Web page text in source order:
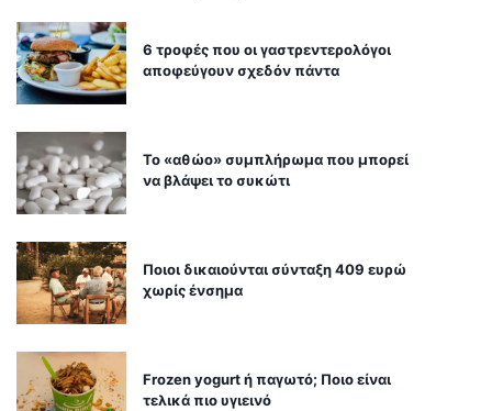
6 τροφές που οι γαστρεντερολόγοι
αποφεύγουν σχεδόν πάντα
Το «αθώο» συμπλήρωμα που μπορεί
να βλάψει το συκώτι
Ποιοι δικαιούνται σύνταξη 409 ευρώ
χωρίς ένσημα
Frozen yogurt ή παγωτό; Ποιο είναι
τελικά πιο υγιεινό